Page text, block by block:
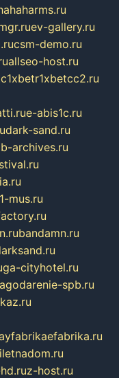
ev-gallery.ru
csm-demo.ru
allseo-host.ru
e-abis1c.ru
dark-sand.ru
archives.ru
1-mus.ru
bandamn.ru
cityhotel.ru
spb.ru
z-host.ru